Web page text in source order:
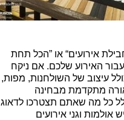
אירועים“ או ”הכל תחת
האירוע שלכם. אם ניקח
עיצוב של השולחנות, מפות,
מתקדמת מבחינה
כל מה שאתם תצטרכו לדאוג
וגני אירועים